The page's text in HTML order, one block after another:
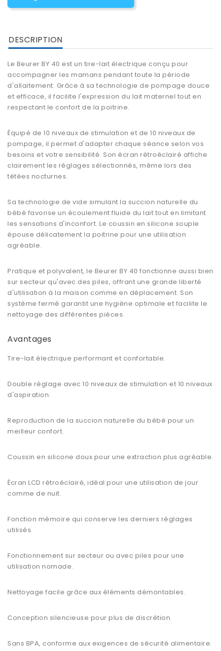
DESCRIPTION
Le Beurer BY 40 est un tire-lait électrique conçu pour
accompagner les mamans pendant toute la période
d'allaitement. Grâce à sa technologie de pompage douce
et efficace, il facilite l'expression du lait maternel tout en
respectant le confort de la poitrine.
Équipé de 10 niveaux de stimulation et de 10 niveaux de
pompage, il permet d'adapter chaque séance selon vos
besoins et votre sensibilité. Son écran rétroéclairé affiche
clairement les réglages sélectionnés, même lors des
tétées nocturnes.
Sa technologie de vide simulant la succion naturelle du
bébé favorise un écoulement fluide du lait tout en limitant
les sensations d'inconfort. Le coussin en silicone souple
épouse délicatement la poitrine pour une utilisation
agréable.
Pratique et polyvalent, le Beurer BY 40 fonctionne aussi bien
sur secteur qu'avec des piles, offrant une grande liberté
d'utilisation à la maison comme en déplacement. Son
système fermé garantit une hygiène optimale et facilite le
nettoyage des différentes pièces.
Avantages
Tire-lait électrique performant et confortable.
Double réglage avec 10 niveaux de stimulation et 10 niveaux
d'aspiration.
Reproduction de la succion naturelle du bébé pour un
meilleur confort.
Coussin en silicone doux pour une extraction plus agréable.
Écran LCD rétroéclairé, idéal pour une utilisation de jour
comme de nuit.
Fonction mémoire qui conserve les derniers réglages
utilisés.
Fonctionnement sur secteur ou avec piles pour une
utilisation nomade.
Nettoyage facile grâce aux éléments démontables.
Conception silencieuse pour plus de discrétion.
Sans BPA, conforme aux exigences de sécurité alimentaire.